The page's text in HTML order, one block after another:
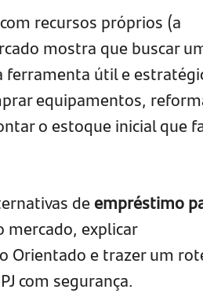
recursos próprios (a
mostra que buscar
útil e
equipamentos,
o estoque inicial que
deempréstimo
mercado, explicar
Orientado e trazer um
com segurança.